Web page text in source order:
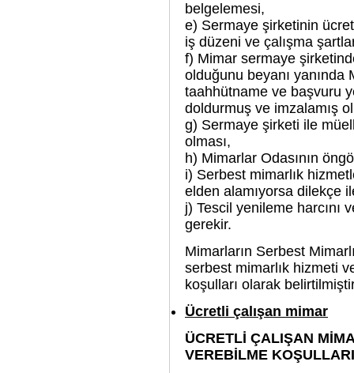
belgelemesi,
e) Sermaye şirketinin
iş düzeni ve çalışma
f) Mimar sermaye
olduğunu beyanı
taahhütname ve başvuru
doldurmuş ve imzalamış
g) Sermaye şirketi ile
olması,
h) Mimarlar Odasının
i) Serbest mimarlık
elden alamıyorsa dilekçe
j) Tescil yenileme harcını
gerekir.
Mimarların Serbest
serbest mimarlık hizmeti
koşulları olarak
Ücretli çalışan mimar
ÜCRETLİ ÇALIŞAN
VEREBİLME KOŞULLARI